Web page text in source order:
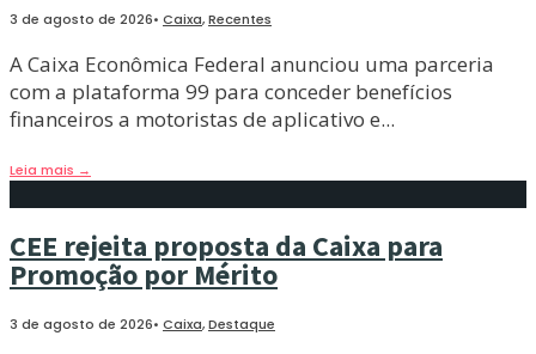
3 de agosto de 2026• Caixa,Recentes
A Caixa Econômica Federal anunciou uma parceria
com a plataforma 99 para conceder benefícios
financeiros a motoristas de aplicativo e...
Leia mais →
CEE rejeita proposta da Caixa para
Promoção por Mérito
3 de agosto de 2026• Caixa,Destaque